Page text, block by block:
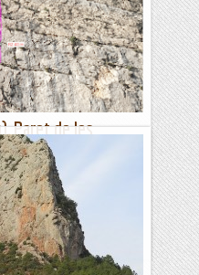
Paret de les
li fa justícia. M'explica
tenia un nom diferent, i
va resoldre el...